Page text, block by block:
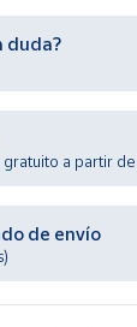
duda?
gratuito a partir
de envío